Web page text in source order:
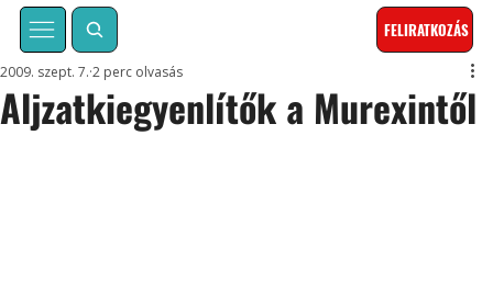
FELIRATKOZÁS
Aljzatkiegyenlítők a Murexintől
2009. szept. 7. 2 perc olvasás